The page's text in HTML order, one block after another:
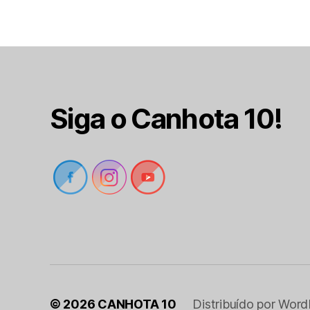
Siga o Canhota 10!
© 2026 CANHOTA 10 Distribuído por